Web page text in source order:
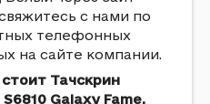
с нами по
телефонных
на сайте компании.
Тачскрин
Galaxy Fame,